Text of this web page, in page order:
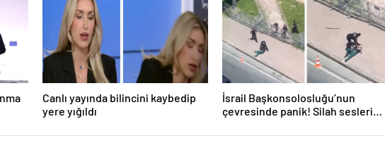
Canlı yayında bilincini kaybedip
yere yığıldı
İsrail Başkonsolosluğu’nun
çevresinde panik! Silah sesleri